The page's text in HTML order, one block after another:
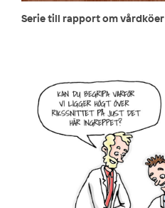
Serie till rapport om vårdköer